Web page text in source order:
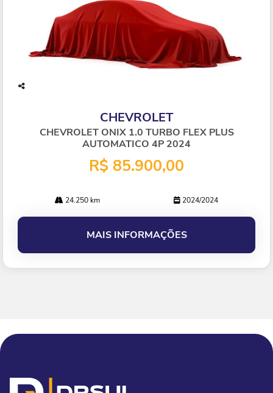
CHEVROLET
CHEVROLET ONIX 1.0 TURBO FLEX PLUS
AUTOMATICO 4P 2024
R$ 85.900,00
24.250 km 2024/2024
MAIS INFORMAÇÕES